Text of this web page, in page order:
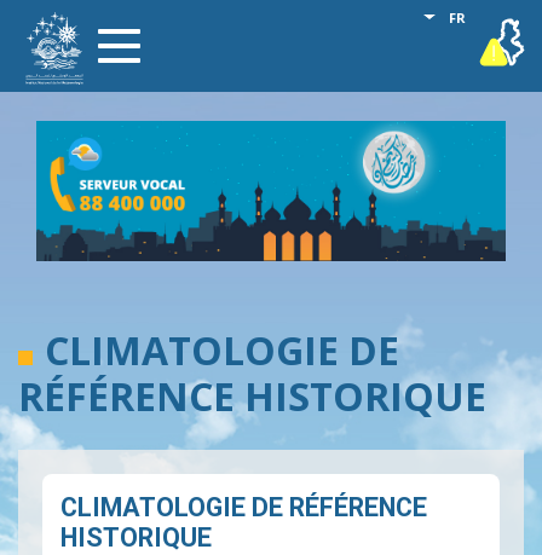
contenu
Toggle
navigation
FR
Lister les
vigilance
CLIMATOLOGIE DE
RÉFÉRENCE HISTORIQUE
CLIMATOLOGIE DE RÉFÉRENCE
HISTORIQUE